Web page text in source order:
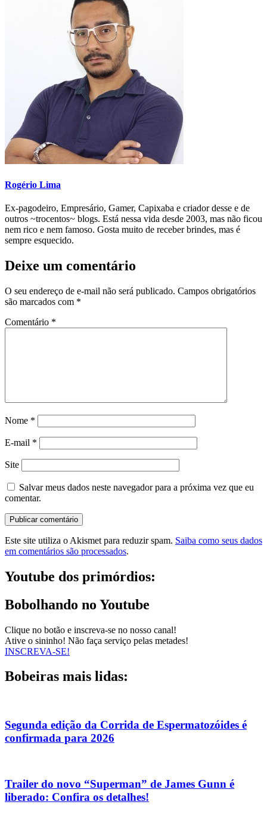
Rogério Lima
Ex-pagodeiro, Empresário, Gamer, Capixaba e criador desse e de
outros ~trocentos~ blogs. Está nessa vida desde 2003, mas não ficou
nem rico e nem famoso. Gosta muito de receber brindes, mas é
sempre esquecido.
Deixe um comentário
O seu endereço de e-mail não será publicado. Campos obrigatórios
são marcados com *
Comentário *
Nome *
E-mail *
Site
Salvar meus dados neste navegador para a próxima vez que eu
comentar.
Este site utiliza o Akismet para reduzir spam. Saiba como seus dados
em comentários são processados.
Youtube dos primórdios:
Bobolhando no Youtube
Clique no botão e inscreva-se no nosso canal!
Ative o sininho! Não faça serviço pelas metades!
INSCREVA-SE!
Bobeiras mais lidas:
Segunda edição da Corrida de Espermatozóides é
confirmada para 2026
Trailer do novo “Superman” de James Gunn é
liberado: Confira os detalhes!